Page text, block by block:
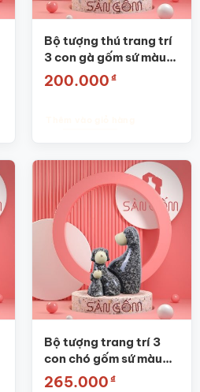
Bộ tượng thú trang trí
3 con gà gốm sứ màu
trắng ngà SG-TT23
200.000 ₫
Bộ tượng trang trí 3
con chó gốm sứ màu
đen SG-TT11
265.000 ₫